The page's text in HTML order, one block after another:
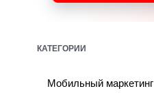
КАТЕГОРИИ
Мобильный маркетинг